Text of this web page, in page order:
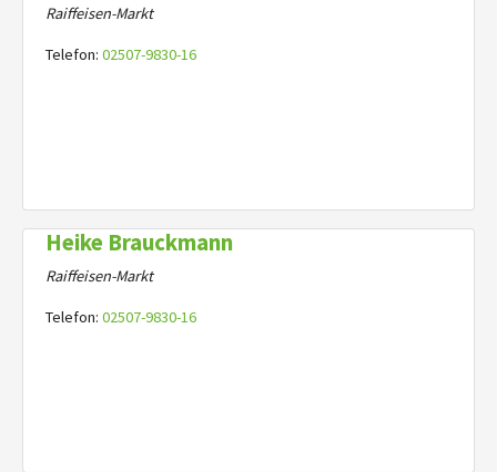
Raiffeisen-Markt
Telefon: 02507-9830-16
Heike Brauckmann
Raiffeisen-Markt
Telefon: 02507-9830-16